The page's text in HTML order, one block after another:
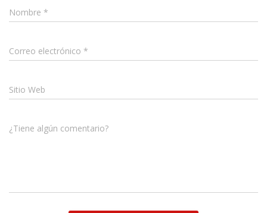
Nombre *
Correo electrónico *
Sitio Web
¿Tiene algún comentario?